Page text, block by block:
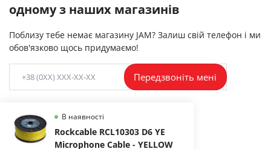
одному з наших магазинів
Поблизу тебе немає магазину JAM? Залиш свій телефон і ми
обов'язково щось придумаємо!
В наявності
Rockcable RCL10303 D6 YE
Microphone Cable - YELLOW
Передзвоніть мені